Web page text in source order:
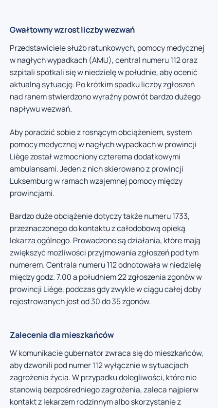
Gwałtowny wzrost liczby wezwań
Przedstawiciele służb ratunkowych, pomocy medycznej
w nagłych wypadkach (AMU), central numeru 112 oraz
szpitali spotkali się w niedzielę w południe, aby ocenić
aktualną sytuację. Po krótkim spadku liczby zgłoszeń
nad ranem stwierdzono wyraźny powrót bardzo dużego
napływu wezwań.
Aby poradzić sobie z rosnącym obciążeniem, system
pomocy medycznej w nagłych wypadkach w prowincji
Liège został wzmocniony czterema dodatkowymi
ambulansami. Jeden z nich skierowano z prowincji
Luksemburg w ramach wzajemnej pomocy między
prowincjami.
Bardzo duże obciążenie dotyczy także numeru 1733,
przeznaczonego do kontaktu z całodobową opieką
lekarza ogólnego. Prowadzone są działania, które mają
zwiększyć możliwości przyjmowania zgłoszeń pod tym
numerem. Centrala numeru 112 odnotowała w niedzielę
między godz. 7.00 a południem 22 zgłoszenia zgonów w
prowincji Liège, podczas gdy zwykle w ciągu całej doby
rejestrowanych jest od 30 do 35 zgonów.
Zalecenia dla mieszkańców
W komunikacie gubernator zwraca się do mieszkańców,
aby dzwonili pod numer 112 wyłącznie w sytuacjach
zagrożenia życia. W przypadku dolegliwości, które nie
stanowią bezpośredniego zagrożenia, zaleca najpierw
kontakt z lekarzem rodzinnym albo skorzystanie z